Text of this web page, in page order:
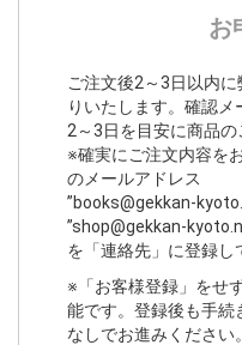
お
ご注文後2～3日以内
りいたします。確認メ
2～3日を目安に商品の
※確実にご注文内容を
のメールアドレス
”books@gekkan-
”shop@gekkan-
を「連絡先」に登録し
※「お客様登録」をせ
能です。登録後も手続
なしでお進みください。